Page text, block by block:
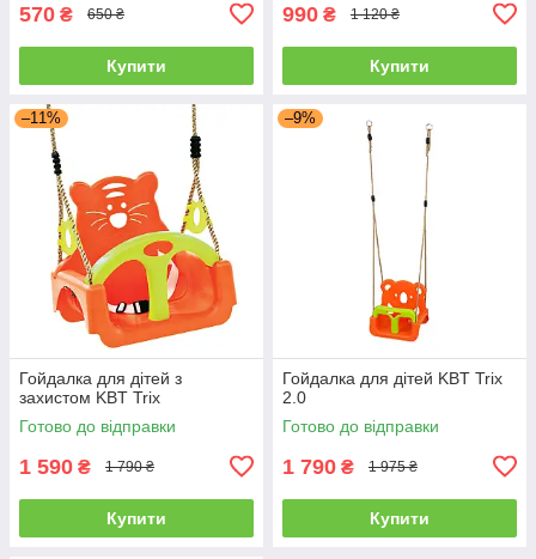
570 ₴ 650 ₴
Купити
990 ₴ 1 120 ₴
Купити
–11%
Гойдалка для дітей з
захистом KBT Trix
Готово до відправки
1 590 ₴ 1 790 ₴
Купити
–9%
Гойдалка для дітей KBT Trix
2.0
Готово до відправки
1 790 ₴ 1 975 ₴
Купити